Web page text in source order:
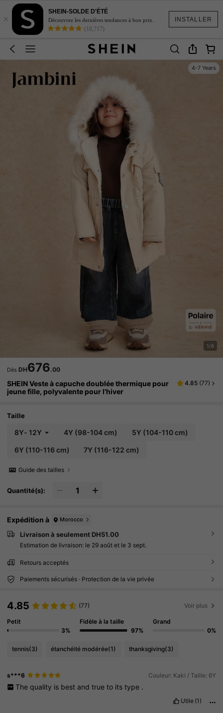
INSTALLER
×
SHEIN-SOLDE D'ÉTÉ
Découvrez les dernières tendances à bon prix.
(18,717)
4-7 Years
1/6
Dès DH676.00
SHEIN Veste à capuche doublée thermique pour
jeune fille, polyvalente pour l'hiver
4.85 (77)
Taille
8Y- 12Y 4Y (98-104 cm) 5Y (104-110 cm)
6Y (110-116 cm) 7Y (116-122 cm)
Guide des tailles
Quantité(s):
Expédition à Morocco
Livraison à seulement DH51.00
Estimation de livraison: le 29 août et le 3 sept.
Retours acceptés
Paiements sécurisés · Protection de la vie privée
4.85 (77) Voir plus
Petit
3%
Fidèle à la taille
97%
Grand
0%
tennis(3) étanchéité modérée(1) thanksgiving(3)
s***6 Couleur: Kaki / Taille: 6Y
The quality is best and true to its type .
Utile (1)